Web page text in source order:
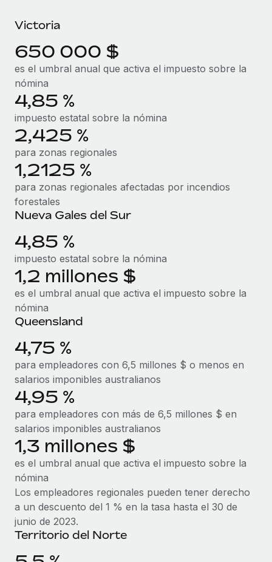
Proporciona dispositivos tecnológicos y contrólalos
Apertura de entidades
Abre entidades conforme a la legalidad enseguida.
Movilidad y reubicación
Reubica a los empleados con facilidad.
Prestaciones
Gestiona las prestaciones de los empleados sin
complicaciones.
Explora el blog
BLOG
Novedades de producto de Remote:
Integraciones con Gusto y Xero y Contractor
Management Plus
La misión de Remote sigue siendo ayudar a empresas de
todos los tamaños a contratar, gestionar y...
Más información
Pento se convierte en un empleador equitativo
Gestionar las nóminas internamente es complicado. Tardas
semanas en hacerlo manualmente y, al mes...
Más información
Victoria
650 000 $
es el umbral anual que activa el impuesto sobre la
nómina
4,85 %
impuesto estatal sobre la nómina
2,425 %
para zonas regionales
1,2125 %
para zonas regionales afectadas por incendios
forestales
Nueva Gales del Sur
4,85 %
impuesto estatal sobre la nómina
1,2 millones $
es el umbral anual que activa el impuesto sobre la
nómina
Queensland
4,75 %
para empleadores con 6,5 millones $ o menos en
salarios imponibles australianos
4,95 %
para empleadores con más de 6,5 millones $ en
salarios imponibles australianos
1,3 millones $
es el umbral anual que activa el impuesto sobre la
nómina
Los empleadores regionales pueden tener derecho
a un descuento del 1 % en la tasa hasta el 30 de
junio de 2023.
Territorio del Norte